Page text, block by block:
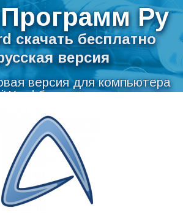
Ру
скачать бесплатно
версия
версия для компьютера
бесплатно на русском
Текст>
AbiWord
содержимому